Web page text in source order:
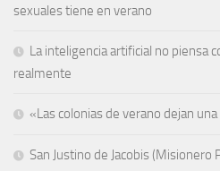
sexuales tiene en verano
La inteligencia artificial no piensa
realmente
«Las colonias de verano dejan
San Justino de Jacobis (Misionero